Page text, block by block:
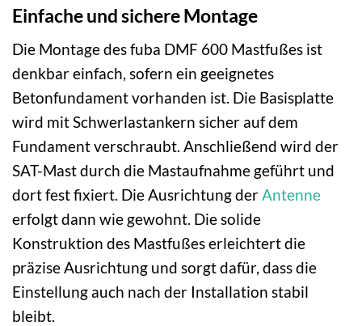
Einfache und sichere Montage
Die Montage des fuba DMF 600 Mastfußes ist
denkbar einfach, sofern ein geeignetes
Betonfundament vorhanden ist. Die Basisplatte
wird mit Schwerlastankern sicher auf dem
Fundament verschraubt. Anschließend wird der
SAT-Mast durch die Mastaufnahme geführt und
dort fest fixiert. Die Ausrichtung derAntenne
erfolgt dann wie gewohnt. Die solide
Konstruktion des Mastfußes erleichtert die
präzise Ausrichtung und sorgt dafür, dass die
Einstellung auch nach der Installation stabil
bleibt.